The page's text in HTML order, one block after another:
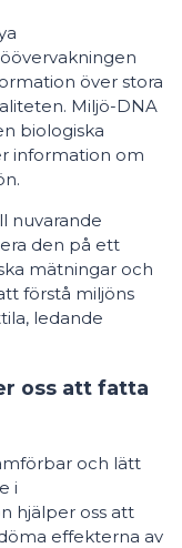
över stora
Miljö-DNA
biologiska
information om
nuvarande
den på ett
mätningar och
förstå miljöns
ledande
oss att fatta
och lätt
i
hjälper oss att
effekterna av